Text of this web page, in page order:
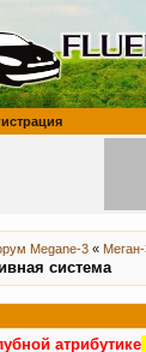
Megane-3 «
система
атрибутике